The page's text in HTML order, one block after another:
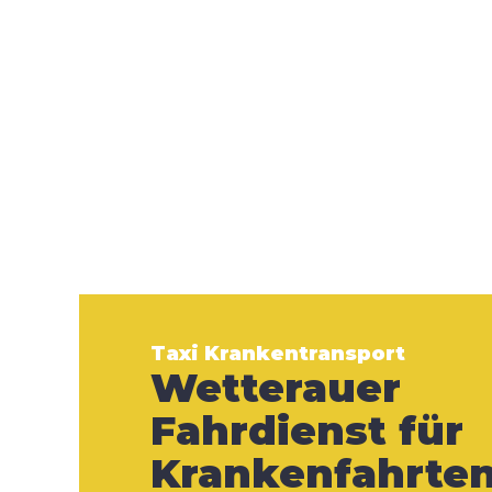
Taxi Krankentransport
Wetterauer
Fahrdienst für